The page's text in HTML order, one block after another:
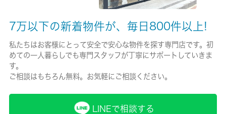
契約時：合計賃料の５０％ ２年目以降１０，０００円／年 口
賃貸区分/契約期間
一般/2年
7万以下の新着物件が、毎日800件以上!
私たちはお客様にとって安全で安心な物件を探す専門店です。初
めての一人暮らしでも専門スタッフが丁寧にサポートしていきま
す。
ご相談はもちろん無料。お気軽にご相談ください。
LINEで相談する